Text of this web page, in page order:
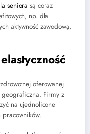
seniora są coraz
np. dla
aktywność zawodową,
oferowanej
geograficzna. Firmy z
na ujednolicone
pracowników.